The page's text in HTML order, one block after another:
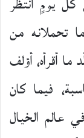
تحملانه من
أقرأه، أؤلف
فيما كان
عالم الخيال